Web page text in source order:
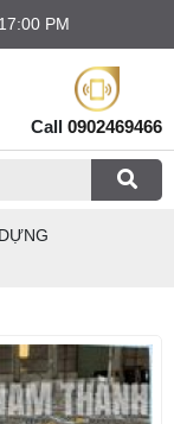
PM
Call 0902469466